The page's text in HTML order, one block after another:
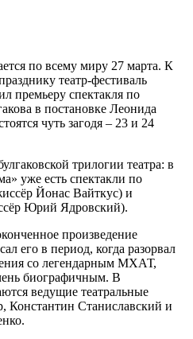
по всему миру 27 марта. К
театр-фестиваль
премьеру спектакля по
в постановке Леонида
чуть загодя – 23 и 24
трилогии театра: в
уже есть спектакли по
Йонас Вайткус) и
Юрий Ядровский).
произведение
его в период, когда разорвал
со легендарным МХАТ,
биографичным. В
ведущие театральные
Константин Станиславский и